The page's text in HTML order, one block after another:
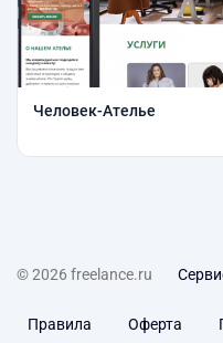
Человек-Ателье
© 2026 freelance.ru
Правила Оферта